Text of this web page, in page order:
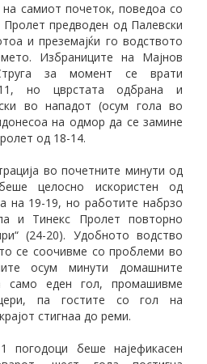
самиот почеток, поведоа со
предводен од Палевски
и преземајќи го водството
Избраниците на Мајнов
за момент се врати
11, но цврстата одбрана и
во нападот (осум гола во
на одмор да се замине
од 18-14.
во почетните минути од
целосно искористен од
на 19-19, но работите набрзо
и Тинекс Пролет повторно
(24-20). Удобното водство
се соочивме со проблеми во
осум минути домашните
само еден гол, промашивме
па гостите со гол на
стигнаа до реми.
погодоци беше најефикасен